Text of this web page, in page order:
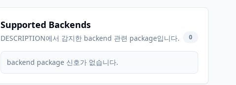
Supported Backends
DESCRIPTION에서 감지한 backend 관련 package입니다. 0
backend package 신호가 없습니다.